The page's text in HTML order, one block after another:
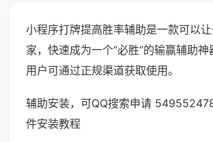
小程序打牌提高胜率辅助是一款可以
家，快速成为一个“必胜”的输赢辅助
用户可通过正规渠道获取使用。
辅助安装，可QQ搜索申请
件安装教程